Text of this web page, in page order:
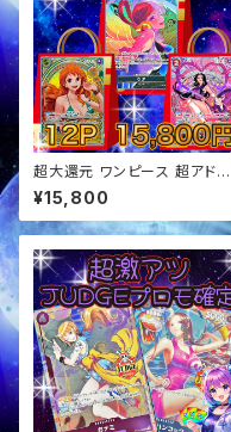
超大還元 ワンピース 超アド確
定福袋 オリパ
¥15,800